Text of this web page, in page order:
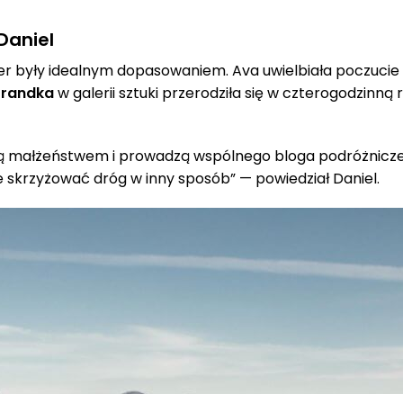
były idealnym dopasowaniem. Ava uwielbiała
w galerii sztuki przerodziła się w
i prowadzą wspólnego bloga
dróg w inny sposób” — powiedział Daniel.